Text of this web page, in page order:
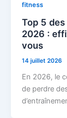
fitness
Top 5
2026 :
vous
14 juillet 2026
En 2026, le
de perdre